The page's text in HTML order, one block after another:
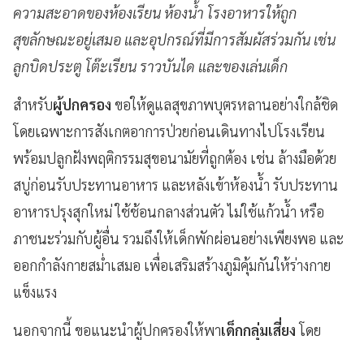
ความสะอาดของห้องเรียน ห้องน้ำ โรงอาหารให้ถูก
สุขลักษณะอยู่เสมอ และอุปกรณ์ที่มีการสัมผัสร่วมกัน เช่น
ลูกบิดประตู โต๊ะเรียน ราวบันได และของเล่นเด็ก
สำหรับผู้ปกครอง ขอให้ดูแลสุขภาพบุตรหลานอย่างใกล้ชิด
โดยเฉพาะการสังเกตอาการป่วยก่อนเดินทางไปโรงเรียน
พร้อมปลูกฝังพฤติกรรมสุขอนามัยที่ถูกต้อง เช่น ล้างมือด้วย
สบู่ก่อนรับประทานอาหาร และหลังเข้าห้องน้ำ รับประทาน
อาหารปรุงสุกใหม่ ใช้ช้อนกลางส่วนตัว ไม่ใช้แก้วน้ำ หรือ
ภาชนะร่วมกับผู้อื่น รวมถึงให้เด็กพักผ่อนอย่างเพียงพอ และ
ออกกำลังกายสม่ำเสมอ เพื่อเสริมสร้างภูมิคุ้มกันให้ร่างกาย
แข็งแรง
นอกจากนี้ ขอแนะนำผู้ปกครองให้พาเด็กกลุ่มเสี่ยงโดย